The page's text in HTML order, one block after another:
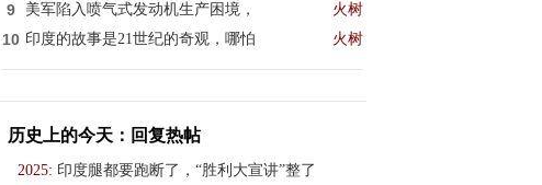
9 美军陷入喷气式发动机生产困境， 火树
10 印度的故事是21世纪的奇观，哪怕 火树
历史上的今天：回复热帖
2025: 印度腿都要跑断了，“胜利大宣讲”整了